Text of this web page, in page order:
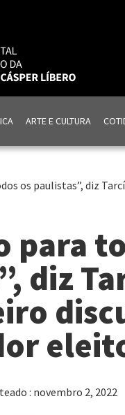
ARTE E CULTURA
os paulistas”, diz
para
diz
: novembro 2, 2022